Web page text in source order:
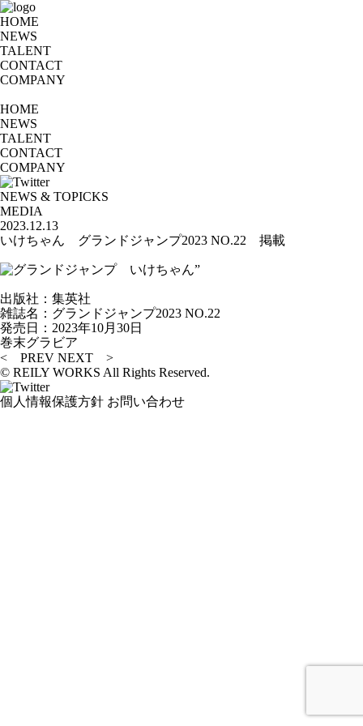
HOME
NEWS
TALENT
CONTACT
COMPANY
HOME
NEWS
TALENT
CONTACT
COMPANY
NEWS & TOPICKS
MEDIA
2023.12.13
いけちゃん グランドジャンプ2023 NO.22 掲載
”
出版社：集英社
雑誌名：グランドジャンプ2023 NO.22
発売日：2023年10月30日
巻末グラビア
< PREV NEXT >
© REILY WORKS All Rights Reserved.
個人情報保護方針 お問い合わせ